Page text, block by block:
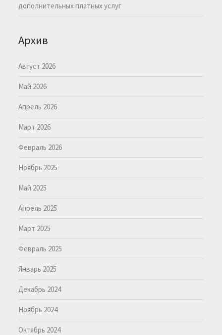
дополнительных платных услуг
Архив
Август 2026
Май 2026
Апрель 2026
Март 2026
Февраль 2026
Ноябрь 2025
Май 2025
Апрель 2025
Март 2025
Февраль 2025
Январь 2025
Декабрь 2024
Ноябрь 2024
Октябрь 2024